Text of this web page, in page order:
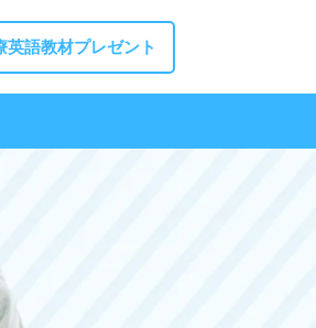
英語教材プレゼント